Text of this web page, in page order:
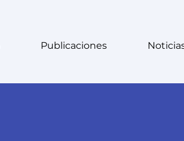
Publicaciones